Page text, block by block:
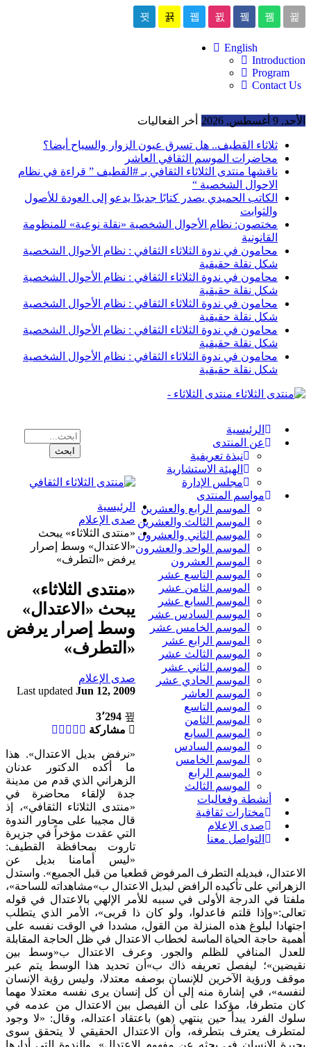
English
Introduction
Program
Contact Us
الأحد, 9 أغسطس, 2026 أخر الفعاليات
ثلاثاء القطيف.. هل تسرق عيون الزوار والسياح أيضا؟
محاضرات الموسم الثقافي العاشر
ناقشها منتدى الثلاثاء الثقافي بـ #القطيف ” قراءة في نظام
الاحوال الشخصية “
الكاتب الحميدي يصدر كتابًا جديدًا يدعو إلى العودة للأصول
والثوابت
مختصون: نظام الأحوال الشخصية «نقلة نوعية» للمنظومة
القانونية
محامون في ندوة الثلاثاء الثقافي : نظام الأحوال الشخصية
شكل نقلة حقيقية
محامون في ندوة الثلاثاء الثقافي : نظام الأحوال الشخصية
شكل نقلة حقيقية
محامون في ندوة الثلاثاء الثقافي : نظام الأحوال الشخصية
شكل نقلة حقيقية
محامون في ندوة الثلاثاء الثقافي : نظام الأحوال الشخصية
شكل نقلة حقيقية
محامون في ندوة الثلاثاء الثقافي : نظام الأحوال الشخصية
شكل نقلة حقيقية
منتدى الثلاثاء -
الرئيسية
عن المنتدى
نبذة تعريفية
الهيئة الاستشارية
مجلس الإدارة
مواسم المنتدى
الموسم الرابع والعشرين
الموسم الثالث والعشرين
الموسم الثاني والعشرون
الموسم الواحد والعشرون
الموسم العشرون
الموسم التاسع عشر
الموسم الثامن عشر
الموسم السابع عشر
الموسم السادس عشر
الموسم الخامس عشر
الموسم الرابع عشر
الموسم الثالث عشر
الموسم الثاني عشر
الموسم الحادي عشر
الموسم العاشر
الموسم التاسع
الموسم الثامن
الموسم السابع
الموسم السادس
الموسم الخامس
الموسم الرابع
الموسم الثالث
أنشطة وفعاليات
مختارات ثقافية
صدى الإعلام
التواصل معنا
الرئيسية
صدى الإعلام
«منتدى الثلاثاء» يبحث
«الاعتدال» وسط إصرار
يرفض «التطرف»
«منتدى الثلاثاء»
يبحث «الاعتدال»
وسط إصرار يرفض
«التطرف»
صدى الإعلام
Last updated Jun 12, 2009
3٬294
مشاركة
«نرفض بديل الاعتدال». هذا
ما أكده الدكتور عدنان
الزهراني الذي قدم من مدينة
جدة لإلقاء محاضرة في
«منتدى الثلاثاء الثقافي»، إذ
قال مجيبا على محاور الندوة
التي عقدت مؤخراً في جزيرة
تاروت بمحافظة القطيف:
«ليس أمامنا بديل عن
الاعتدال، فبديله التطرف المرفوض قطعيا من قبل الجميع». واستدل
الزهراني على تأكيده الرافض لبديل الاعتدال ب»مشاهداته للساحة»،
ملفتا في الدرجة الأولى في سببه للأمر الإلهي بالاعتدال في قوله
تعالى:«وإذا قلتم فاعدلوا، ولو كان ذا قربى»، الأمر الذي يتطلب
اجتهادا لبلوغ هذه المنزلة من القول، مشددا في الوقت نفسه على
أهمية حاجة الحياة الماسة لخطاب الاعتدال في ظل الحاجة المقابلة
للعدل المنافي للظلم والجور. وعرف الاعتدال ب«وسط بين
نقيضين»؛ ليفصل تعريفه ذاك ب»أن تحديد هذا الوسط يتم عبر
موقف ورؤية الآخرين للإنسان بوصفه معتدلا، وليس رؤية الإنسان
لنفسه»، في إشارة منه إلى أن كل إنسان يرى نفسه معتدلا مهما
كان متطرفا، مؤكدا على أن الفيصل بين الاعتدال من عدمه في
سلوك الفرد يبدأ حين ينتهي (هو) باعتقاد اعتداله، وقال: «لا وجود
لمتطرف يعترف بتطرفه، وأن الاعتدال الحقيقي لا يتحقق سوى
بحيرة الإنسان في بحثه عن مفهوم الاعتدال» .والندوة التي أدارها